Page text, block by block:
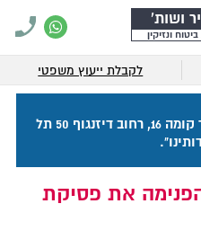
ושות'
ונזיקין
לקבלת ייעוץ משפטי
כתובתנו: מגדל על דיזנגוף סנטר קומה 16, רחוב דיזנגוף 50 תל
את פסיקת